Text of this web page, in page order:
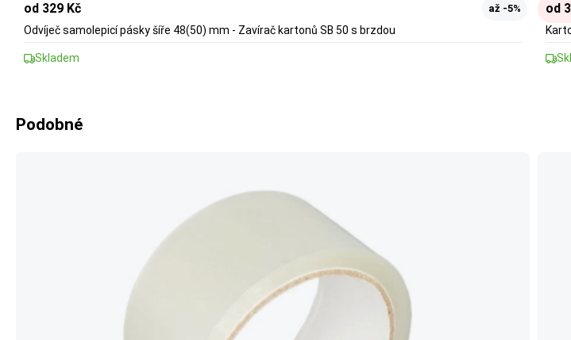
od 329 Kč až -5%
Odvíječ samolepicí pásky šíře 48(50) mm - Zavírač kartonů SB 50 s brzdou
Skladem
od
Podobné